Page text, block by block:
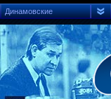
Динамовские